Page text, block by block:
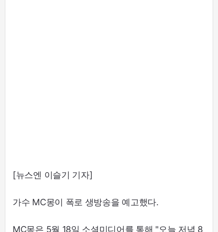
[뉴스엔 이슬기 기자]
가수 MC몽이 폭로 생방송을 예고했다.
MC몽은 5월 18일 소셜미디어를 통해 "오늘 저녁 8